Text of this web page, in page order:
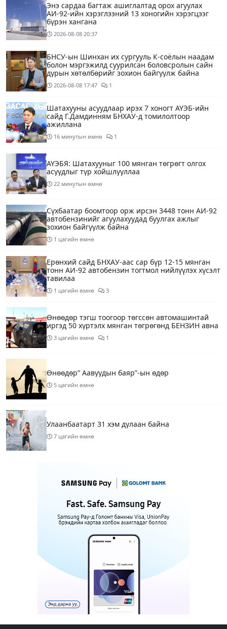
Энэ сардаа багтаж ашиглалтад орох агуулах
АИ-92-ийн хэрэглээний 13 хоногийн хэрэгцээг
бүрэн хангана
2026-08-08 20:37
БНСУ-ын Шинхан их сургууль К-соёлын наадам
болон мэргэжилд суурилсан боловсролын сайн
дурын хөтөлбөрийг зохион байгуулж байна
2026-08-08 17:47 1
Шатахууны асуудлаар ирэх 7 хоногт АҮЭБ-ийн
сайд Г.Дамдинням БНХАУ-д томилолтоор
ажиллана
16 минутын өмнө 1
АҮЭБЯ: Шатахууныг 100 мянган төгрөгт олгох
асуудлыг түр хойшлууллаа
22 минутын өмнө
Сүхбаатар боомтоор орж ирсэн 3448 тонн АИ-92
автобензинийг агуулахуудад буулгах ажлыг
зохион байгуулж байна
1 цагийн өмнө
Ерөнхий сайд БНХАУ-аас сар бүр 12-15 мянган
тонн АИ-92 автобензин тогтмол нийлүүлэх хүсэлт
тавилаа
1 цагийн өмнө 3
Өнөөдөр тэгш тоогоор төгссөн автомашинтай
иргэд 50 хүртэлх мянган төгрөгөнд БЕНЗИН авна
3 цагийн өмнө 1
Өнөөдөр” Аавуудын баяр”-ын өдөр
5 цагийн өмнө
Улаанбаатарт 31 хэм дулаан байна
7 цагийн өмнө
МАРГААШ: Улаанбаатарт 31 хэм дулаан байна
15 цагийн өмнө
Шатахуун дамлан борлуулсан хоёр зөрчлийг
17 цагийн өмнө 3
Энэ сарын 9-13-ныг хүртэлх цаг агаарын
урьдчилсан төлөв
19 цагийн өмнө